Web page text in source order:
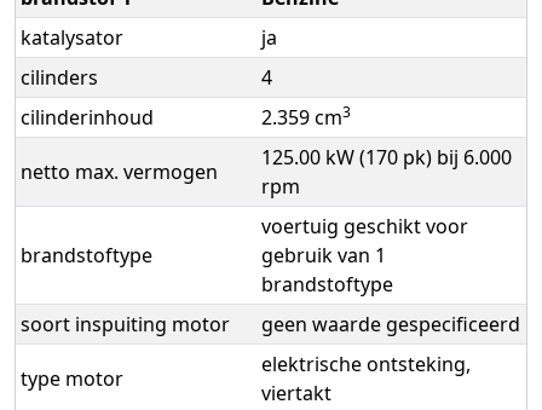
katalysator
ja
cilinders
4
cilinderinhoud
2.359 cm3
netto max. vermogen
125.00 kW (170 pk) bij 6.000
rpm
brandstoftype
voertuig geschikt voor
gebruik van 1
brandstoftype
soort inspuiting motor
geen waarde gespecificeerd
type motor
elektrische ontsteking,
viertakt